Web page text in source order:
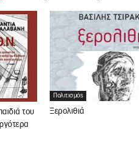
του
Πολιτισμός
Ξερολιθιά